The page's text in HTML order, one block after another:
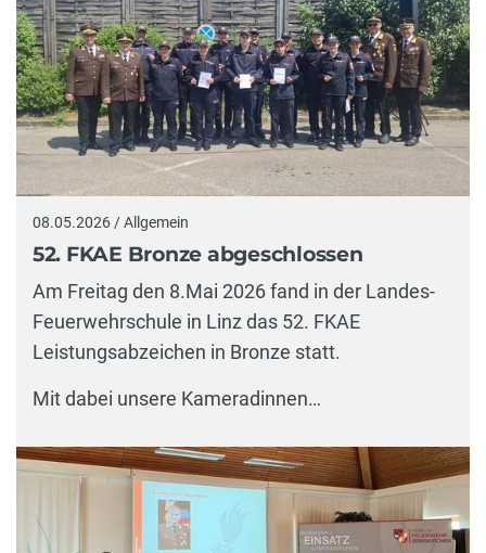
08.05.2026 / Allgemein
52. FKAE Bronze abgeschlossen
Am Freitag den 8.Mai 2026 fand in der Landes-
Feuerwehrschule in Linz das 52. FKAE
Leistungsabzeichen in Bronze statt.
Mit dabei unsere Kameradinnen…